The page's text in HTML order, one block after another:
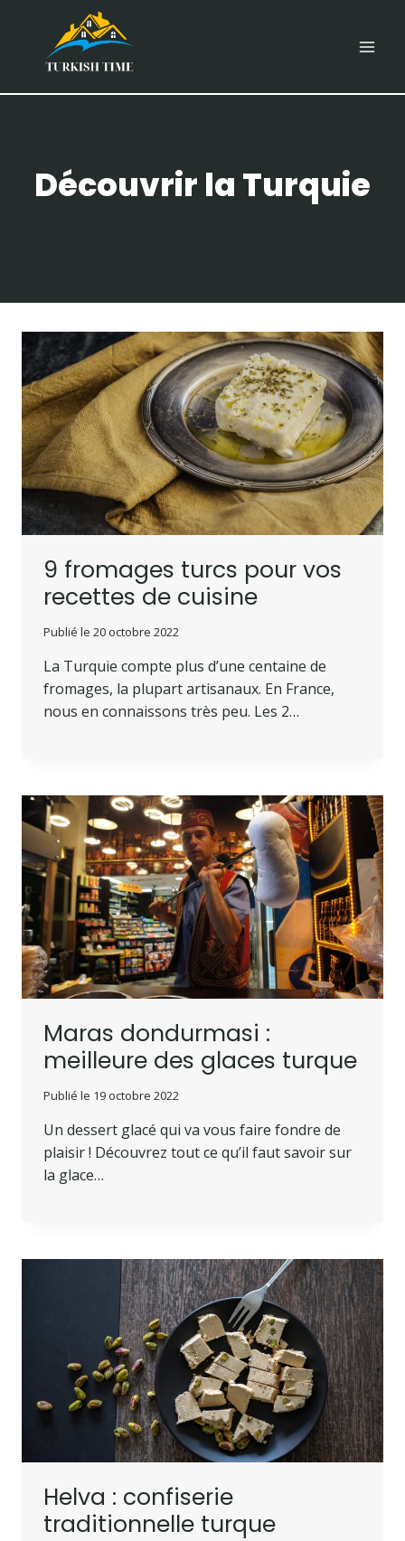
content
Découvrir la Turquie
9 fromages turcs pour vos
recettes de cuisine
Publié le 20 octobre 2022
La Turquie compte plus d’une centaine de
fromages, la plupart artisanaux. En France,
nous en connaissons très peu. Les 2…
Maras dondurmasi :
meilleure des glaces turque
Publié le 19 octobre 2022
Un dessert glacé qui va vous faire fondre de
plaisir ! Découvrez tout ce qu’il faut savoir sur
la glace…
Helva : confiserie
traditionnelle turque